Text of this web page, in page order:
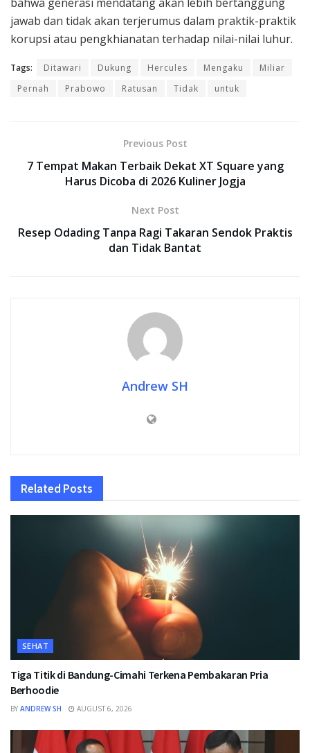
bahwa generasi mendatang akan lebih bertanggung
jawab dan tidak akan terjerumus dalam praktik-praktik
korupsi atau pengkhianatan terhadap nilai-nilai luhur.
Tags: Ditawari Dukung Hercules Mengaku
Miliar
Pernah
Prabowo Ratusan Tidak untuk
Previous Post
7 Tempat Makan Terbaik Dekat XT Square yang
Harus Dicoba di 2026 Kuliner Jogja
Next Post
Resep Odading Tanpa Ragi Takaran Sendok Praktis
dan Tidak Bantat
Andrew SH
Related Posts
SEHAT
Tiga Titik di Bandung-Cimahi Terkena Pembakaran Pria
Berhoodie
BY ANDREW SH AUGUST 6, 2026